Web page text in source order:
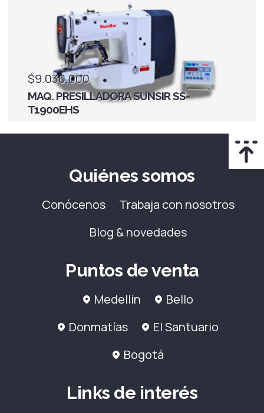
$9.030.000
MAQ. PRESILLADORA SUNSIR SS-
T1900EHS
Quiénes somos
Conócenos
Trabaja con nosotros
Blog & novedades
Puntos de venta
Medellín
Bello
Donmatías
El Santuario
Bogotá
Links de interés